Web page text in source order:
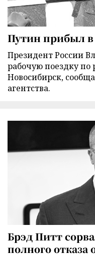
Путин прибыл
Президент России
рабочую поездку по
Новосибирск,
агентства.
Брэд Питт
полного отказа